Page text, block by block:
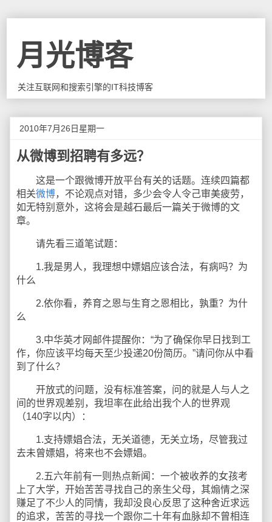
月光博客
关注互联网和搜索引擎的IT科技博客
2010年7月26日星期一
从微博到招聘有多远？
这是一个跟微博开放平台有关的话题。连续四篇都
相关微博，不论观点对错，多少会令人令己审美疲劳，
如无特别意外，这将会是越石最后一篇关于微博的文
章。
请先看三道笔试题：
1.我是男人，我理想中嫖娼应该合法，有病吗？为
什么
2.依你看，养育之恩与生育之恩相比，孰重？为什
么
3.中华英才网邮件提醒你：“为了确保你早日找到工
作，你应该平均每天至少投递20份简历。”请问你从中看
到了什么？
开放式的问题，没有标准答案，问的就是人与人之
间的世界观差别，我坦率在此给出我个人的世界观
（140字以内）：
1.支持嫖娼合法，无关道德，无关立场，尽管我过
去未曾嫖娼，将来也不会嫖娼。
2.五六年前有一则热点新闻：一个被收养的女孩考
上了大学，开始苦苦寻找自己的亲生父母，其煽情之深
赚足了不少人的同情，我却没良心反思了这种舍近求远
的追求，苦苦的寻找一个跟你二十年有血脉却不曾相连